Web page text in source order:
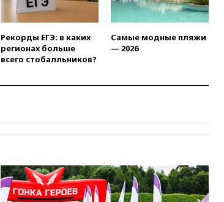
призвала оптимизировать
олимпиады для поступления в
вчера, 20:15Минтранс
предложил оплачивать
официальным визитом
отмене ЕГЭ
вчера, 19:50Аэропорты Сочи и
Ярославля приостановили
Рекорды ЕГЭ: в каких
регионах больше
всего стобалльников?
Самые модные пляжи
— 2026